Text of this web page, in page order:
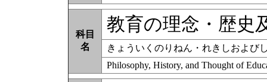
科目
名
教育の理念・歴史
きょういくのりねん・れきしおよび
Philosophy, History, and Thought of